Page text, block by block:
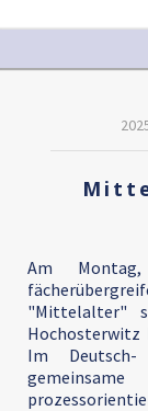
Am
"Mittelalter"
Hochosterwitz
Im Deutsch-